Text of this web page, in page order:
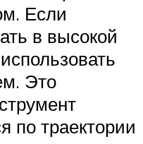
Если
в высокой
Это
по траектории